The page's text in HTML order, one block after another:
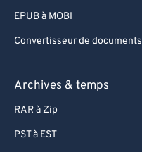
EPUB à MOBI
Convertisseur de documents
Archives & temps
RAR à Zip
PST à EST